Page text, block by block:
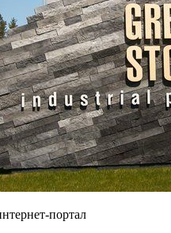
портал